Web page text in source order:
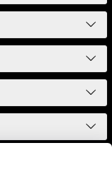
в Екатеринбурге